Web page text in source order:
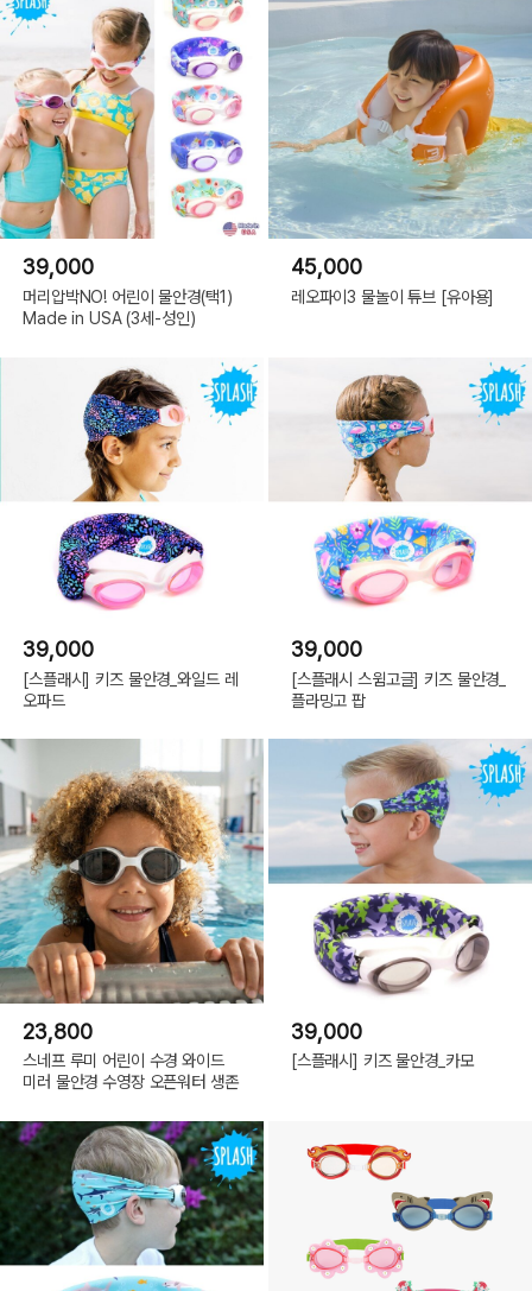
39,000
머리압박NO! 어린이 물안경(택1)
Made in USA (3세-성인)
45,000
레오파이3 물놀이 튜브 [유아용]
39,000
[스플래시] 키즈 물안경_와일드 레
오파드
39,000
[스플래시 스윔고글] 키즈 물안경_
플라밍고 팝
23,800
스네프 루미 어린이 수경 와이드
미러 물안경 수영장 오픈워터 생존
39,000
[스플래시] 키즈 물안경_카모